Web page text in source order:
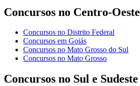
Concursos no Centro-Oeste
Concursos no Distrito Federal
Concursos em Goiás
Concursos no Mato Grosso do Sul
Concursos no Mato Grosso
Concursos no Sul e Sudeste